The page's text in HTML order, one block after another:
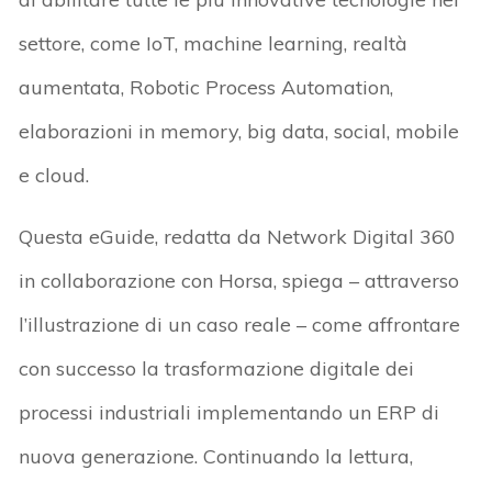
settore, come IoT, machine learning, realtà
aumentata, Robotic Process Automation,
elaborazioni in memory, big data, social, mobile
e cloud.
Questa eGuide, redatta da Network Digital 360
in collaborazione con Horsa, spiega – attraverso
l’illustrazione di un caso reale – come affrontare
con successo la trasformazione digitale dei
processi industriali implementando un ERP di
nuova generazione. Continuando la lettura,